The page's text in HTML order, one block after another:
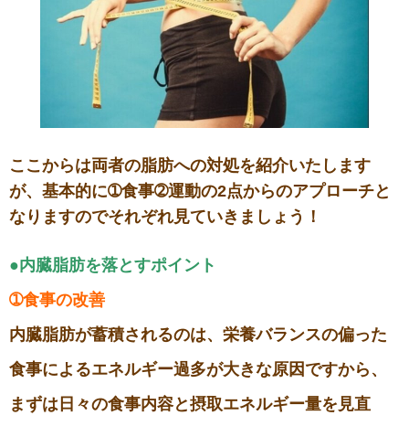
ここからは両者の脂肪への対処を紹介いたします
が、基本的に➀食事➁運動の2点からのアプローチと
なりますのでそれぞれ見ていきましょう！
●内臓脂肪を落とすポイント
➀食事の改善
内臓脂肪が蓄積されるのは、栄養バランスの偏った
食事によるエネルギー過多が大きな原因ですから、
まずは日々の食事内容と摂取エネルギー量を見直